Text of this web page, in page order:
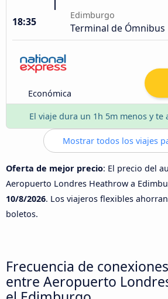
18:35
Edimburgo
Terminal de Ómnibus
Económica
El viaje dura un 1h 5m menos y te
Mostrar todos los viajes
Oferta de mejor precio: El precio del
Aeropuerto Londres Heathrow a
10/8/2026. Los viajeros flexibles
boletos.
Frecuencia de
entre Aeropuerto